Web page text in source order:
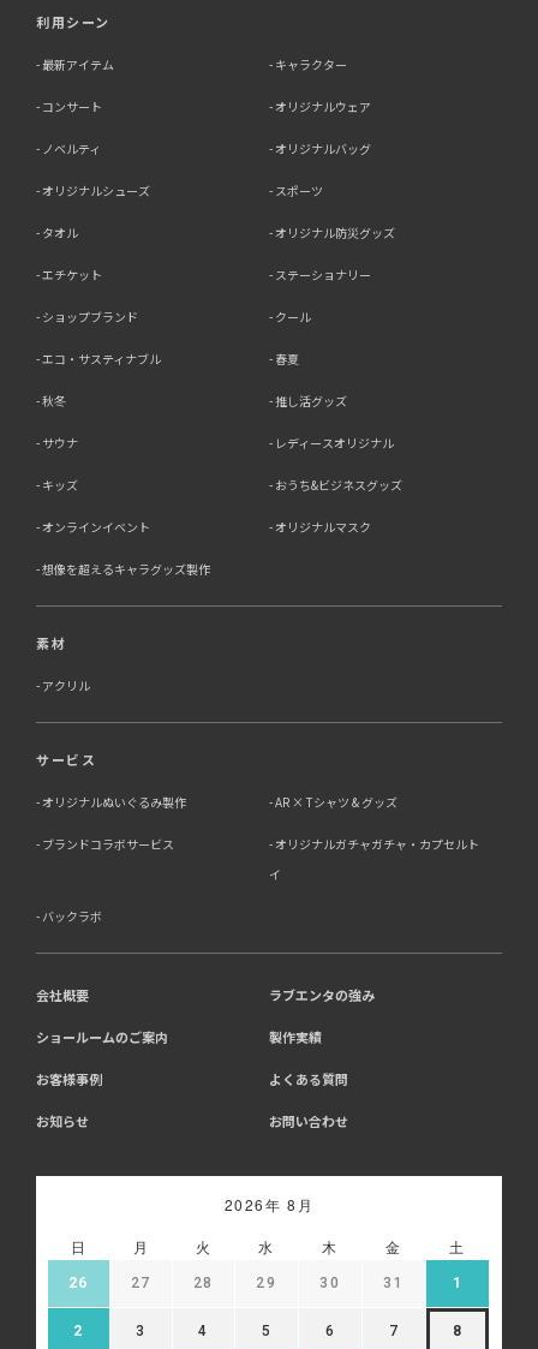
利用シーン
最新アイテム キャラクター
コンサート オリジナルウェア
ノベルティ オリジナルバッグ
オリジナルシューズ スポーツ
タオル オリジナル防災グッズ
エチケット ステーショナリー
ショップブランド クール
エコ・サスティナブル 春夏
秋冬 推し活グッズ
サウナ レディースオリジナル
キッズ おうち&ビジネスグッズ
オンラインイベント オリジナルマスク
想像を超えるキャラグッズ製作
素材
アクリル
サービス
オリジナルぬいぐるみ製作 AR × Tシャツ & グッズ
ブランドコラボサービス
オリジナルガチャガチャ・カプセルト
イ
バックラボ
会社概要 ラブエンタの強み
ショールームのご案内 製作実績
お客様事例 よくある質問
お知らせ お問い合わせ
2026年 8月
日 月 火 水 木 金 土
26 27 28 29 30 31 1
2 3 4 5 6 7 8